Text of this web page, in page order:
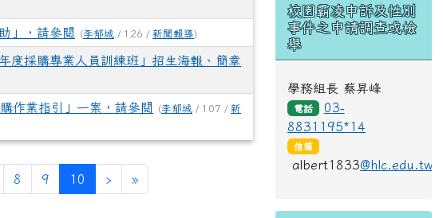
」，請參閱 (李郁城 / 126 / 新聞報導)
度採購專業人員訓練班」招生海報、簡章
作業指引」一案，請參閱 (李郁城 / 107 / 新
8 9 10 (目前頁次)
›下一頁
»最後頁
校園霸凌申訴及性別
事件之申請調查或檢
舉
學務組長 蔡昇峰
電話
03-
8831195*14
信箱
albert1833@hlc.edu.tw